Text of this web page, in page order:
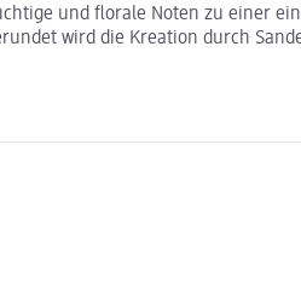
und florale Noten zu einer
wird die Kreation durch